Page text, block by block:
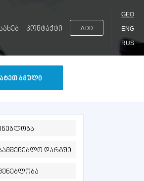
კონტაქტი ADD
GEO
ENG
RUS
ბმული
დარგში